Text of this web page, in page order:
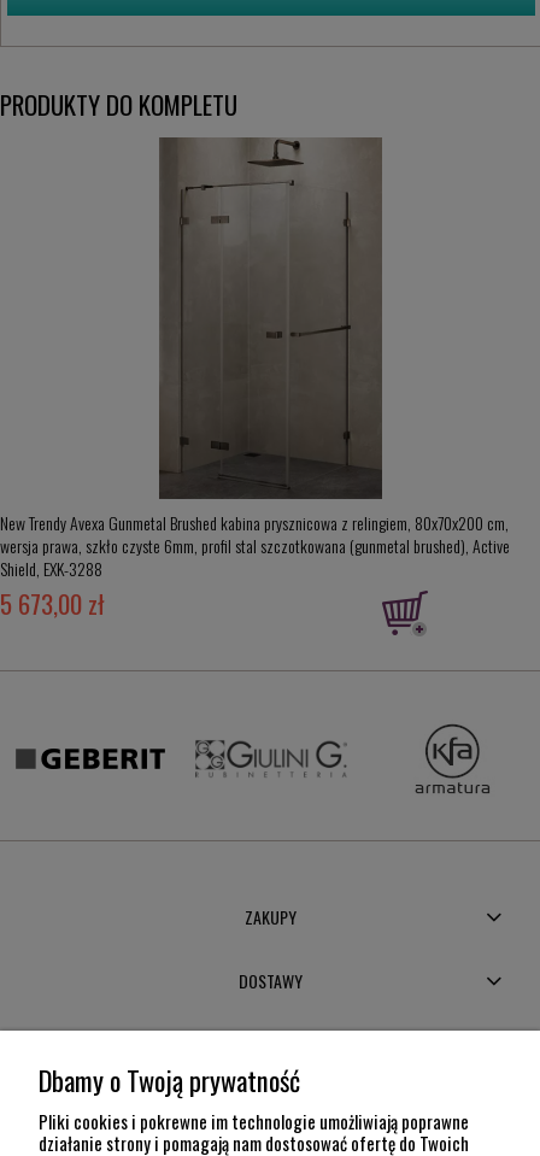
PRODUKTY DO KOMPLETU
New Trendy Avexa Gunmetal Brushed kabina prysznicowa z relingiem, 80x70x200 cm,
wersja prawa, szkło czyste 6mm, profil stal szczotkowana (gunmetal brushed), Active
Shield, EXK-3288
5 673,00 zł
ZAKUPY
DOSTAWY
POMOC
Dbamy o Twoją prywatność
Pliki cookies i pokrewne im technologie umożliwiają poprawne
działanie strony i pomagają nam dostosować ofertę do Twoich